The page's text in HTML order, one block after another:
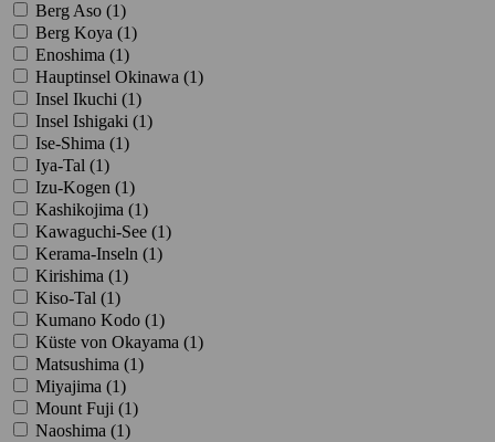
Berg Aso (1)
Berg Koya (1)
Enoshima (1)
Hauptinsel Okinawa (1)
Insel Ikuchi (1)
Insel Ishigaki (1)
Ise-Shima (1)
Iya-Tal (1)
Izu-Kogen (1)
Kashikojima (1)
Kawaguchi-See (1)
Kerama-Inseln (1)
Kirishima (1)
Kiso-Tal (1)
Kumano Kodo (1)
Küste von Okayama (1)
Matsushima (1)
Miyajima (1)
Mount Fuji (1)
Naoshima (1)